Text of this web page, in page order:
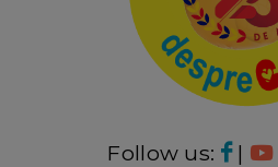
Follow us: |